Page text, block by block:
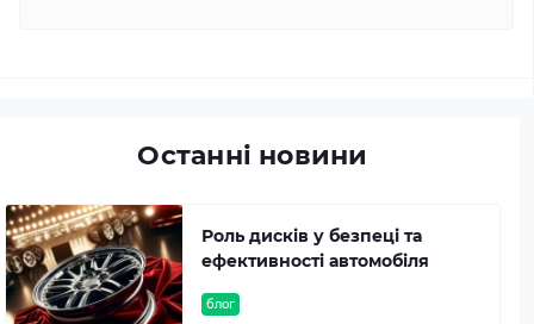
Останні новини
блог
Роль дисків у безпеці та
ефективності автомобіля